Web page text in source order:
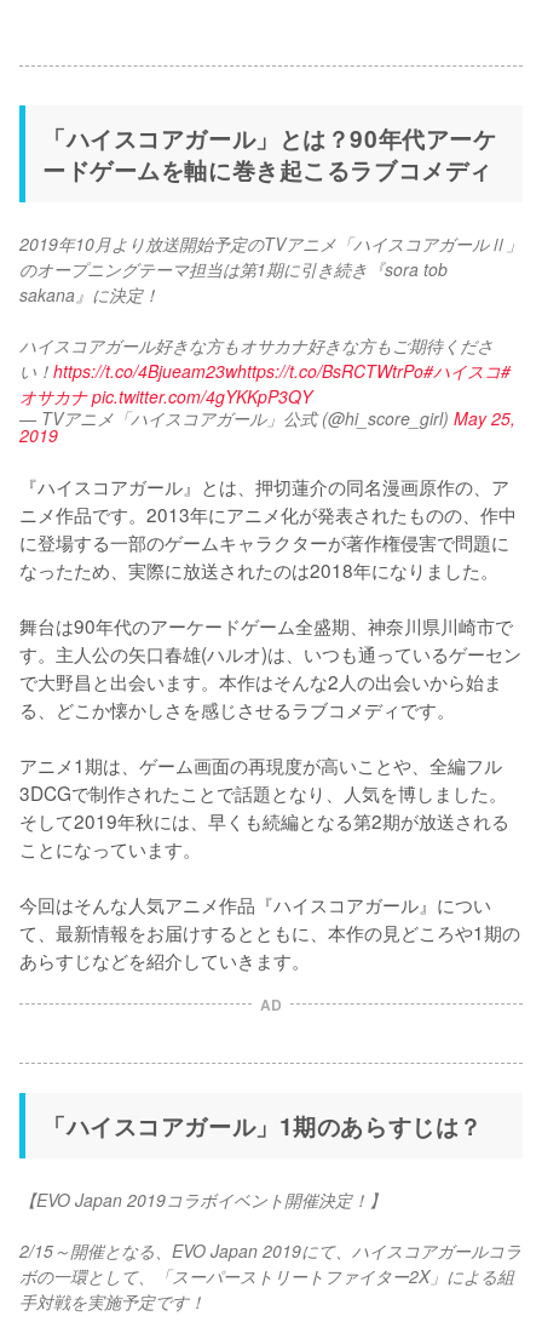
「ハイスコアガール」とは？90年代アーケ
ードゲームを軸に巻き起こるラブコメディ
2019年10月より放送開始予定のTVアニメ「ハイスコアガールⅡ」
のオープニングテーマ担当は第1期に引き続き『sora tob
sakana』に決定！
ハイスコアガール好きな方もオサカナ好きな方もご期待くださ
い！ https://t.co/4Bjueam23whttps://t.co/BsRCTWtrPo#ハイスコ#
オサカナ pic.twitter.com/4gYKKpP3QY
— TVアニメ「ハイスコアガール」公式 (@hi_score_girl) May 25,
2019
『ハイスコアガール』とは、押切蓮介の同名漫画原作の、ア
ニメ作品です。2013年にアニメ化が発表されたものの、作中
に登場する一部のゲームキャラクターが著作権侵害で問題に
なったため、実際に放送されたのは2018年になりました。
舞台は90年代のアーケードゲーム全盛期、神奈川県川崎市で
す。主人公の矢口春雄(ハルオ)は、いつも通っているゲーセン
で大野昌と出会います。本作はそんな2人の出会いから始ま
る、どこか懐かしさを感じさせるラブコメディです。
アニメ1期は、ゲーム画面の再現度が高いことや、全編フル
3DCGで制作されたことで話題となり、人気を博しました。
そして2019年秋には、早くも続編となる第2期が放送される
ことになっています。
今回はそんな人気アニメ作品『ハイスコアガール』につい
て、最新情報をお届けするとともに、本作の見どころや1期の
あらすじなどを紹介していきます。
AD
「ハイスコアガール」1期のあらすじは？
【EVO Japan 2019コラボイベント開催決定！】
2/15～開催となる、EVO Japan 2019にて、ハイスコアガールコラ
ボの一環として、「スーパーストリートファイター2X」による組
手対戦を実施予定です！